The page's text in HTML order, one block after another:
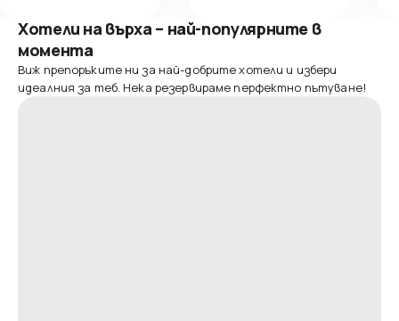
Хотели на върха – най-популярните в
момента
Виж препоръките ни за най-добрите хотели и избери
идеалния за теб. Нека резервираме перфектно пътуване!